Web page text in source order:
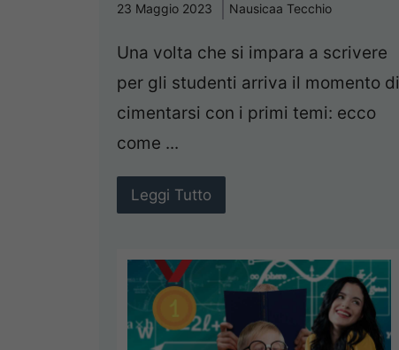
23 Maggio 2023 Nausicaa Tecchio
Una volta che si impara a scrivere
per gli studenti arriva il momento di
cimentarsi con i primi temi: ecco
come ...
Leggi Tutto